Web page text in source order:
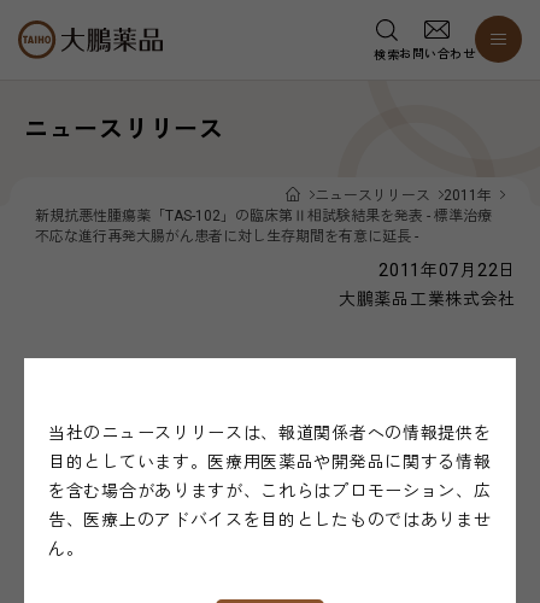
検索お問い合わせ
ニュースリリース
ニュースリリース
2011年
新規抗悪性腫瘍薬「TAS-102」の臨床第Ⅱ相試験結果を発表 - 標準治療
不応な進行再発大腸がん患者に対し生存期間を有意に延長 -
2011年07月22日
大鵬薬品工業株式会社
結果を発表 - 標準治療不応な進行再発大腸がん
患者に対し生存期間を有意に延長 -
当社のニュースリリースは、報道関係者への情報提供を
目的としています。医療用医薬品や開発品に関する情報
を含む場合がありますが、これらはプロモーション、広
告、医療上のアドバイスを目的としたものではありませ
ん。